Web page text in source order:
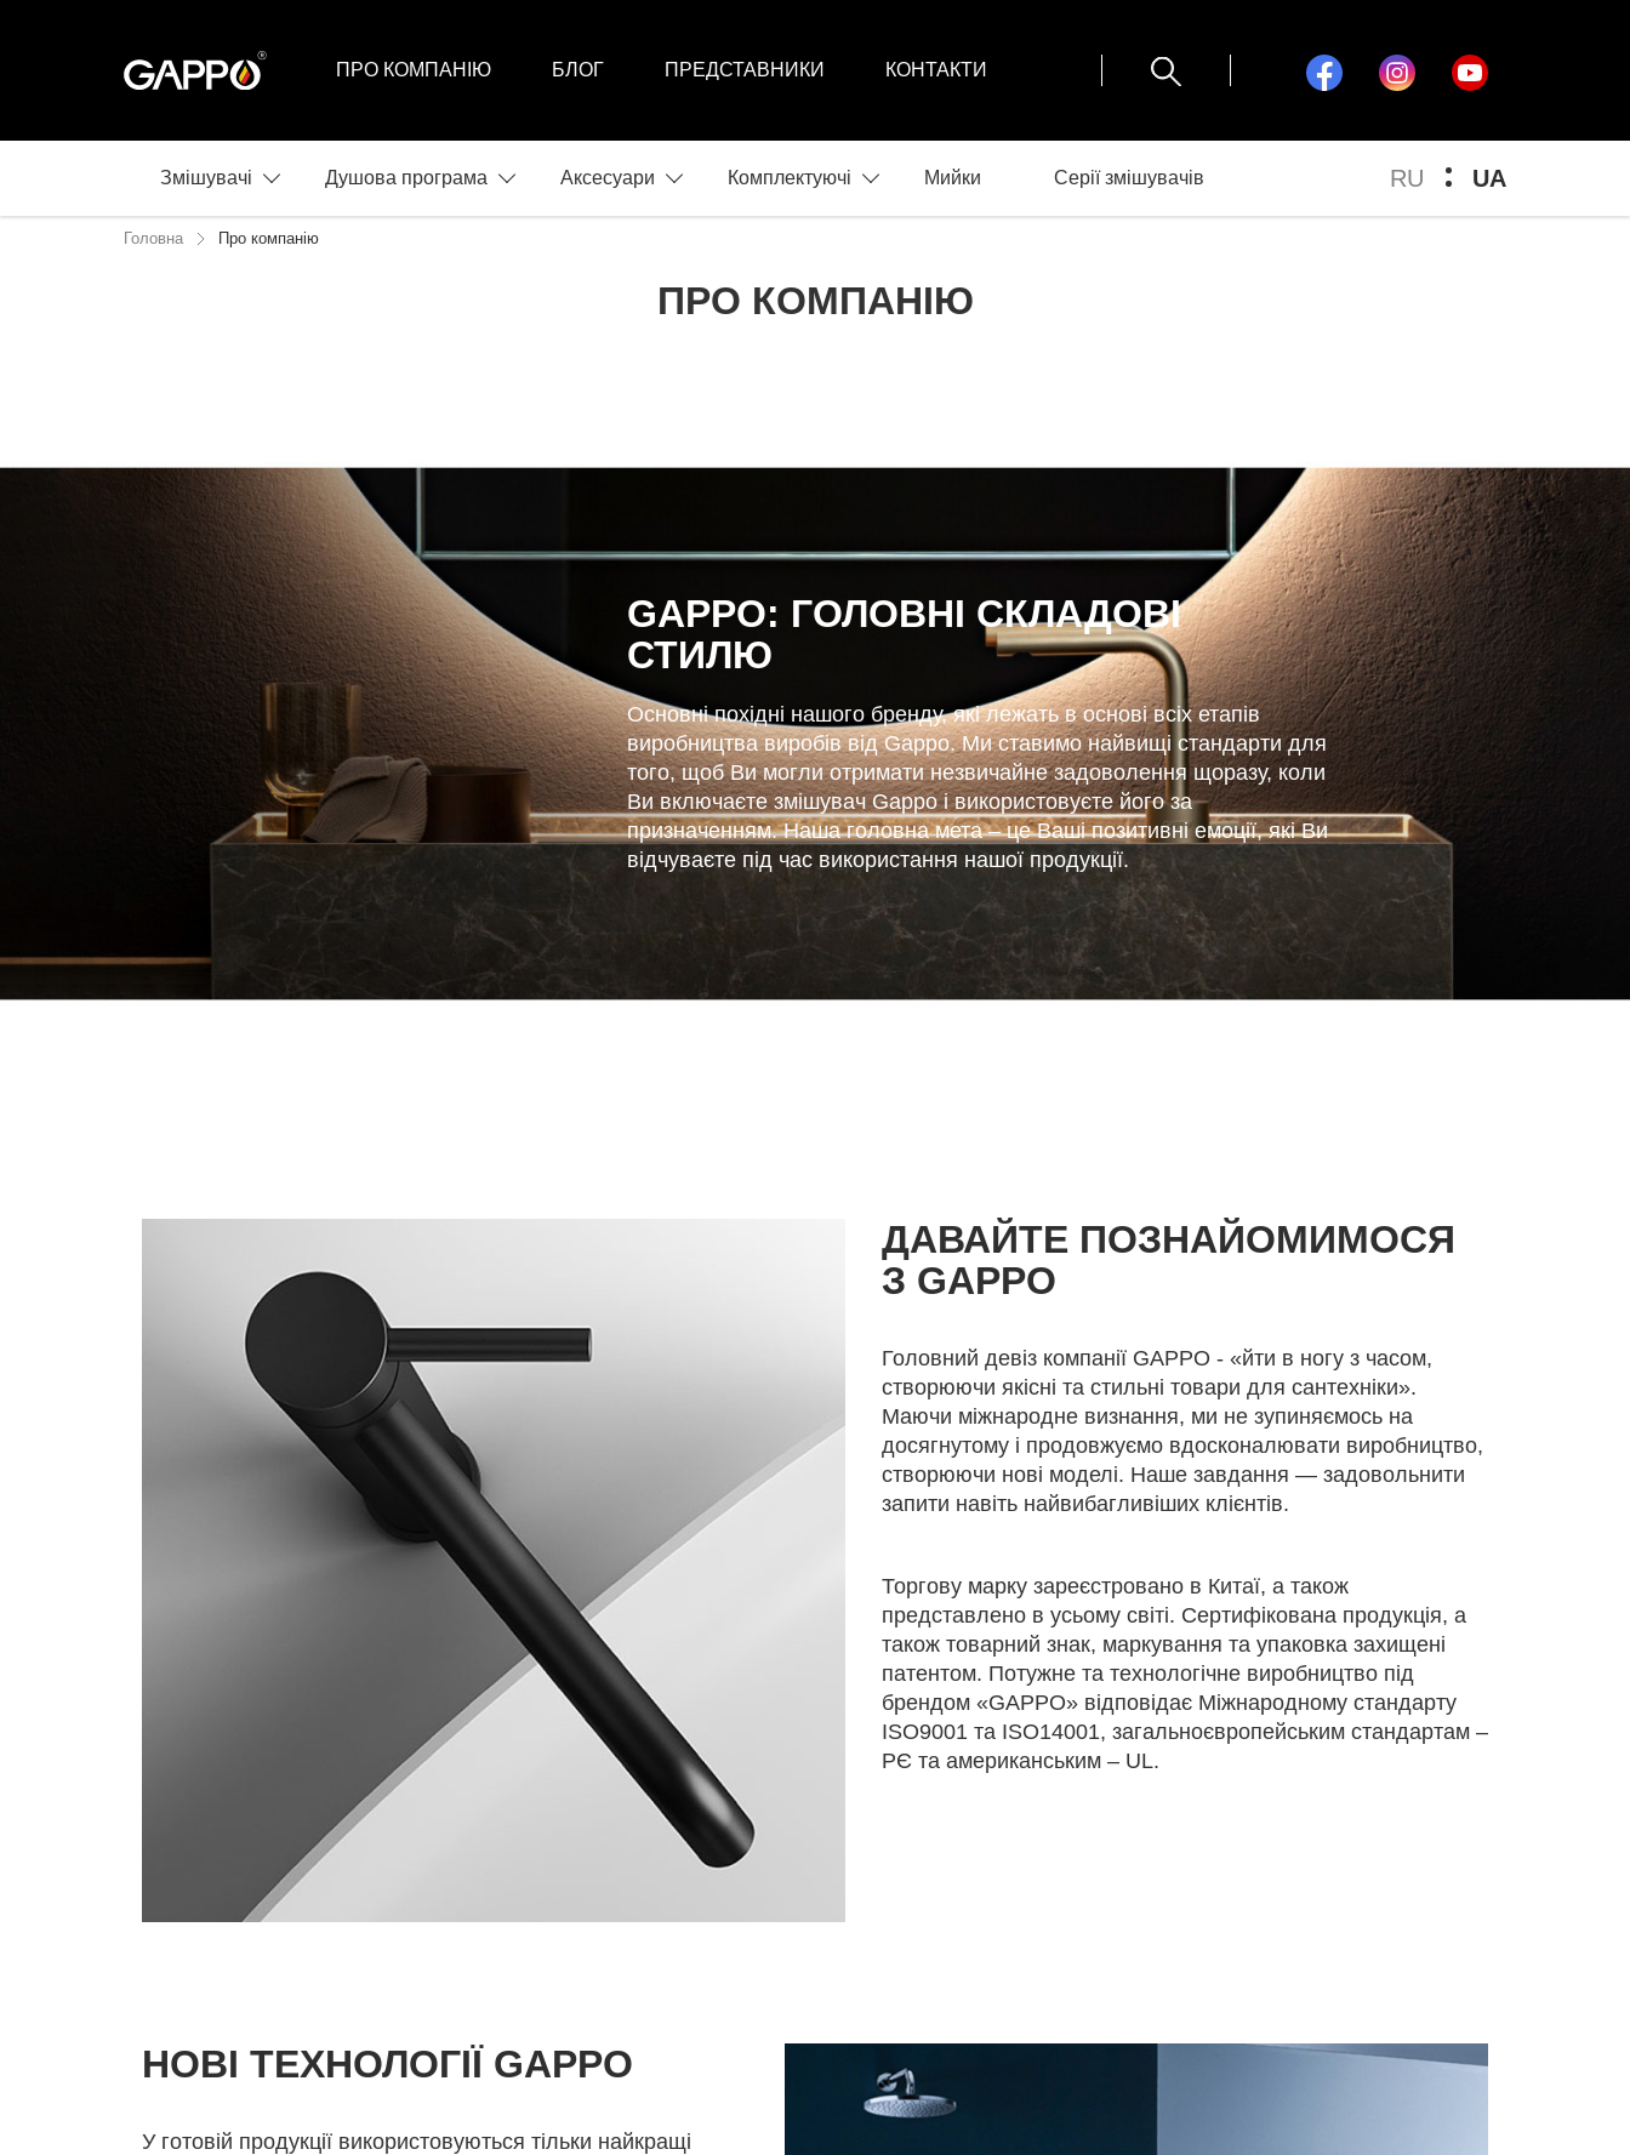
ПРО КОМПАНІЮ БЛОГ ПРЕДСТАВНИКИ КОНТАКТИ
RU UA
Змішувачі Душова програма Аксесуари Комплектуючі Мийки Серії змішувачів
Головна Про компанію
ПРО КОМПАНІЮ
GAPPO: ГОЛОВНІ СКЛАДОВІ
СТИЛЮ
Основні похідні нашого бренду, які лежать в основі всіх етапів
виробництва виробів від Gappo. Ми ставимо найвищі стандарти для
того, щоб Ви могли отримати незвичайне задоволення щоразу, коли
Ви включаєте змішувач Gappo і використовуєте його за
призначенням. Наша головна мета – це Ваші позитивні емоції, які Ви
відчуваєте під час використання нашої продукції.
ДАВАЙТЕ ПОЗНАЙОМИМОСЯ
З GAPPO
Головний девіз компанії GAPPO - «йти в ногу з часом,
створюючи якісні та стильні товари для сантехніки».
Маючи міжнародне визнання, ми не зупиняємось на
досягнутому і продовжуємо вдосконалювати виробництво,
створюючи нові моделі. Наше завдання — задовольнити
запити навіть найвибагливіших клієнтів.
Торгову марку зареєстровано в Китаї, а також
представлено в усьому світі. Сертифікована продукція, а
також товарний знак, маркування та упаковка захищені
патентом. Потужне та технологічне виробництво під
брендом «GAPPO» відповідає Міжнародному стандарту
ISO9001 та ISО14001, загальноєвропейським стандартам –
РЄ та американським – UL.
НОВІ ТЕХНОЛОГІЇ GAPPO
У готовій продукції використовуються тільки найкращі